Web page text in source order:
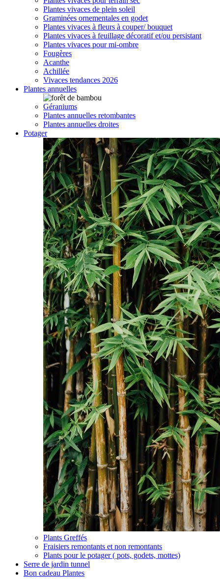
Plantes vivaces de plein soleil
Graminées ornementales en godet
Plantes vivaces à fleurs à couper/ bouquet
Plantes vivaces à feuillage décoratif et/ou persistant
Plantes vivaces pour mi-ombre
Fougères
Acanthe
Achillée
Vivaces tendances 2026
Plantes annuelles
Géraniums
Plantes annuelles retombantes
Plantes annuelles droites
Potager
Plants Greffés
Fraisiers remontants et non remontants
Plants pour le potager ( pots, godets, mottes)
Serre de jardin tunnel
Bon cadeau Plantes